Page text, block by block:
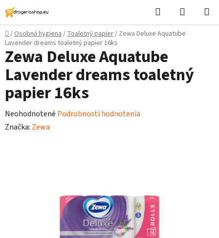
Prejsť
na
obsah
Hľadať
košík
Domov
/Osobná hygiena/Toaletný papier/ Zewa Deluxe Aquatube
Lavender dreams toaletný papier 16ks
Zewa Deluxe Aquatube
Lavender dreams toaletný
papier 16ks
Priemerné
hodnotenie
Neohodnotené Podrobnosti hodnotenia
Značka: Zewa